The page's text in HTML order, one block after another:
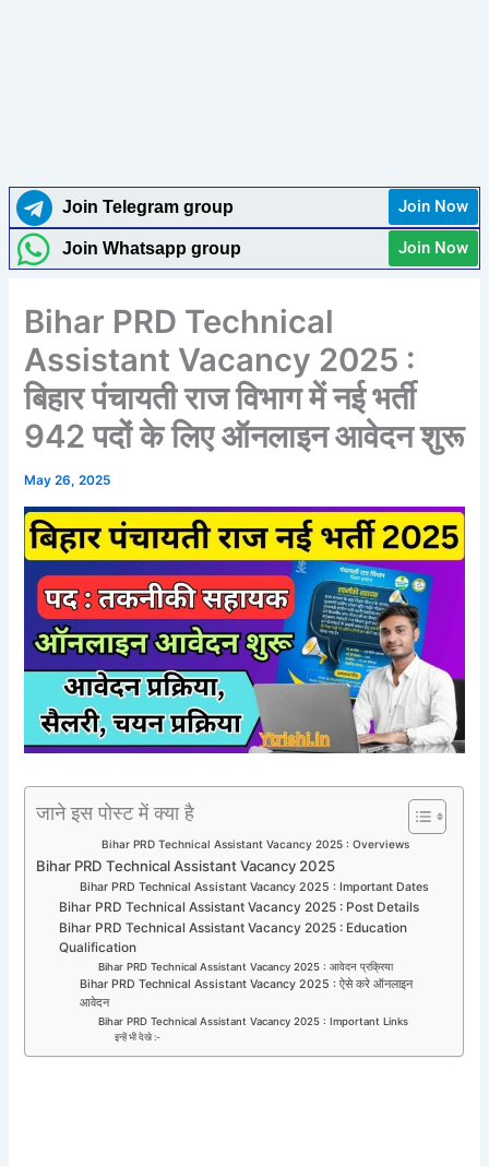
Join Telegram group Join Now
Join Whatsapp group Join Now
Bihar PRD Technical
Assistant Vacancy 2025 :
बिहार पंचायती राज विभाग में नई भर्ती
942 पदों के लिए ऑनलाइन आवेदन शुरू
May 26, 2025
जाने इस पोस्ट में क्या है
Bihar PRD Technical Assistant Vacancy 2025 : Overviews
Bihar PRD Technical Assistant Vacancy 2025
Bihar PRD Technical Assistant Vacancy 2025 : Important Dates
Bihar PRD Technical Assistant Vacancy 2025 : Post Details
Bihar PRD Technical Assistant Vacancy 2025 : Education
Qualification
Bihar PRD Technical Assistant Vacancy 2025 : आवेदन प्रक्रिया
Bihar PRD Technical Assistant Vacancy 2025 : ऐसे करे ऑनलाइन
आवेदन
Bihar PRD Technical Assistant Vacancy 2025 : Important Links
इन्हें भी देखे :-